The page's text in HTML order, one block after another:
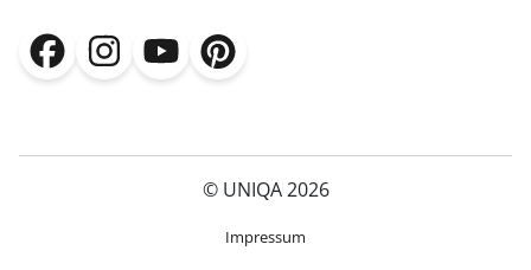
© UNIQA 2026
Impressum